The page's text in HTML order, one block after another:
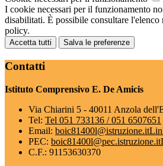
I cookie necessari per il funzionamento
disabilitati. È possibile consultare
policy.
Accetta tutti Salva le preferenze
Contatti
Istituto Comprensivo E. De Amicis
Via Chiarini 5 - 40011 Anzola
Tel: Tel 051 733136 / 051 6507651
Email: boic81400l@istruzione.it
PEC: boic81400l@pec.istruzione.it
C.F.: 91153630370